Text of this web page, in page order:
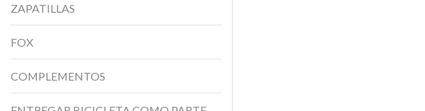
ZAPATILLAS
FOX
COMPLEMENTOS